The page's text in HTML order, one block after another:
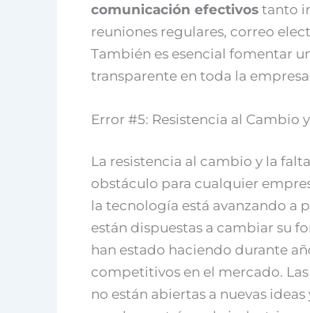
comunicación efectivostanto
reuniones regulares, correo
También es esencial fomentar
transparente en toda la
Error #5: Resistencia al Cambio
La resistencia al cambio y la
obstáculo para cualquier
la tecnología está avanzando a
están dispuestas a cambiar su
han estado haciendo durante
competitivos en el mercado.
no están abiertas a nuevas